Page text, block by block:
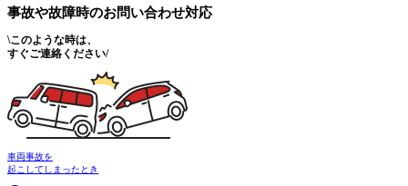
事故や故障時のお問い合わせ対応
\このような時は、
すぐご連絡ください/
車両事故を
起こしてしまったとき